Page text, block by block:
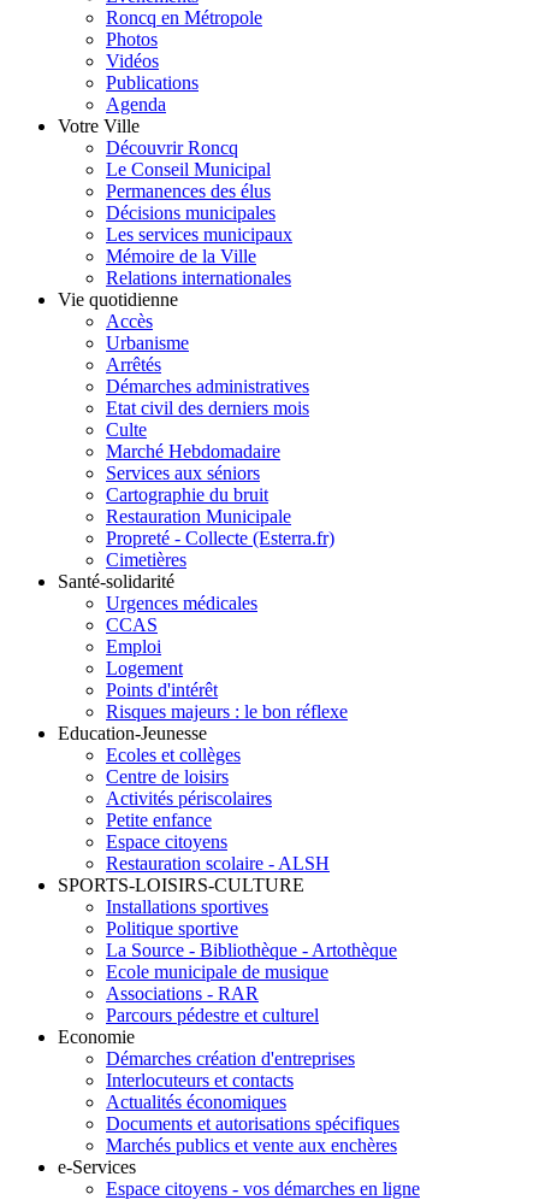
Roncq en Métropole
Photos
Vidéos
Publications
Agenda
Votre Ville
Découvrir Roncq
Le Conseil Municipal
Permanences des élus
Décisions municipales
Les services municipaux
Mémoire de la Ville
Relations internationales
Vie quotidienne
Accès
Urbanisme
Arrêtés
Démarches administratives
Etat civil des derniers mois
Culte
Marché Hebdomadaire
Services aux séniors
Cartographie du bruit
Restauration Municipale
Propreté - Collecte (Esterra.fr)
Cimetières
Santé-solidarité
Urgences médicales
CCAS
Emploi
Logement
Points d'intérêt
Risques majeurs : le bon réflexe
Education-Jeunesse
Ecoles et collèges
Centre de loisirs
Activités périscolaires
Petite enfance
Espace citoyens
Restauration scolaire - ALSH
SPORTS-LOISIRS-CULTURE
Installations sportives
Politique sportive
La Source - Bibliothèque - Artothèque
Ecole municipale de musique
Associations - RAR
Parcours pédestre et culturel
Economie
Démarches création d'entreprises
Interlocuteurs et contacts
Actualités économiques
Documents et autorisations spécifiques
Marchés publics et vente aux enchères
e-Services
Espace citoyens - vos démarches en ligne